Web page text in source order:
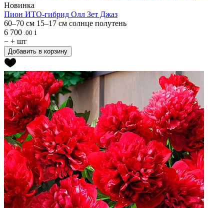
Новинка
Пион ИТО-гибрид Олл Зет Джаз
60–70 см 15–17 см солнце полутень
6 700 .00 i
− + шт
Добавить в корзину